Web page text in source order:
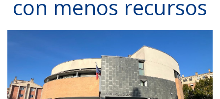
con menos recursos